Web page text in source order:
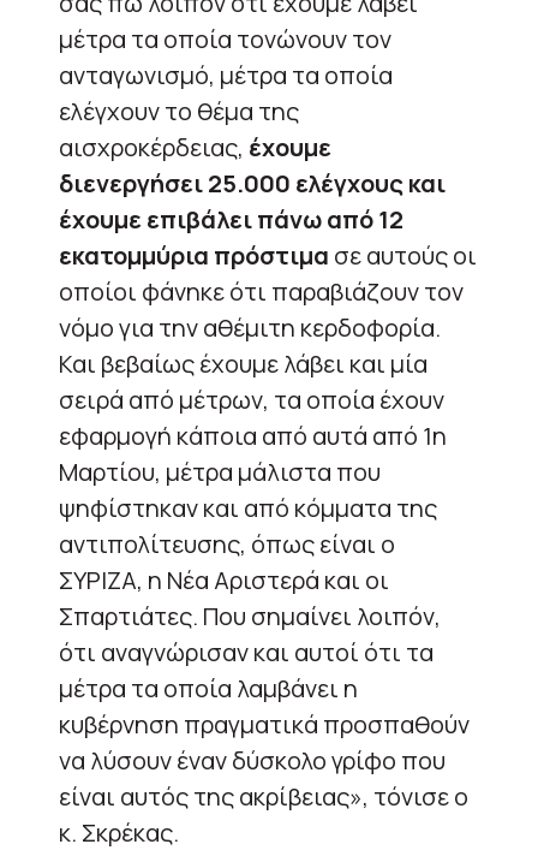
μέτρα τα οποία τονώνουν τον
ανταγωνισμό, μέτρα τα οποία
ελέγχουν το θέμα της
αισχροκέρδειας, έχουμε
διενεργήσει 25.000 ελέγχους και
έχουμε επιβάλει πάνω από 12
εκατομμύρια πρόστιμα σε αυτούς οι
οποίοι φάνηκε ότι παραβιάζουν τον
νόμο για την αθέμιτη κερδοφορία.
Και βεβαίως έχουμε λάβει και μία
σειρά από μέτρων, τα οποία έχουν
εφαρμογή κάποια από αυτά από 1η
Μαρτίου, μέτρα μάλιστα που
ψηφίστηκαν και από κόμματα της
αντιπολίτευσης, όπως είναι ο
ΣΥΡΙΖΑ, η Νέα Αριστερά και οι
Σπαρτιάτες. Που σημαίνει λοιπόν,
ότι αναγνώρισαν και αυτοί ότι τα
μέτρα τα οποία λαμβάνει η
κυβέρνηση πραγματικά προσπαθούν
να λύσουν έναν δύσκολο γρίφο που
είναι αυτός της ακρίβειας», τόνισε ο
κ. Σκρέκας.